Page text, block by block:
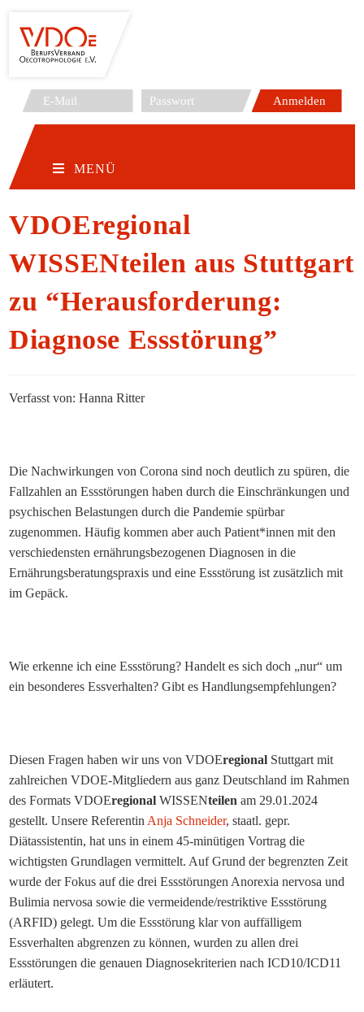
Inhalt
springen
MENÜ
VDOEregional
WISSENteilen aus Stuttgart
zu “Herausforderung:
Diagnose Essstörung”
Verfasst von: Hanna Ritter
Die Nachwirkungen von Corona sind noch deutlich zu spüren, die
Fallzahlen an Essstörungen haben durch die Einschränkungen und
psychischen Belastungen durch die Pandemie spürbar
zugenommen. Häufig kommen aber auch Patient*innen mit den
verschiedensten ernährungsbezogenen Diagnosen in die
Ernährungsberatungspraxis und eine Essstörung ist zusätzlich mit
im Gepäck.
Wie erkenne ich eine Essstörung? Handelt es sich doch „nur“ um
ein besonderes Essverhalten? Gibt es Handlungsempfehlungen?
Diesen Fragen haben wir uns von VDOEregional Stuttgart mit
zahlreichen VDOE-Mitgliedern aus ganz Deutschland im Rahmen
des Formats VDOEregional WISSENteilen am 29.01.2024
gestellt. Unsere Referentin Anja Schneider, staatl. gepr.
Diätassistentin, hat uns in einem 45-minütigen Vortrag die
wichtigsten Grundlagen vermittelt. Auf Grund der begrenzten Zeit
wurde der Fokus auf die drei Essstörungen Anorexia nervosa und
Bulimia nervosa sowie die vermeidende/restriktive Essstörung
(ARFID) gelegt. Um die Essstörung klar von auffälligem
Essverhalten abgrenzen zu können, wurden zu allen drei
Essstörungen die genauen Diagnosekriterien nach ICD10/ICD11
erläutert.